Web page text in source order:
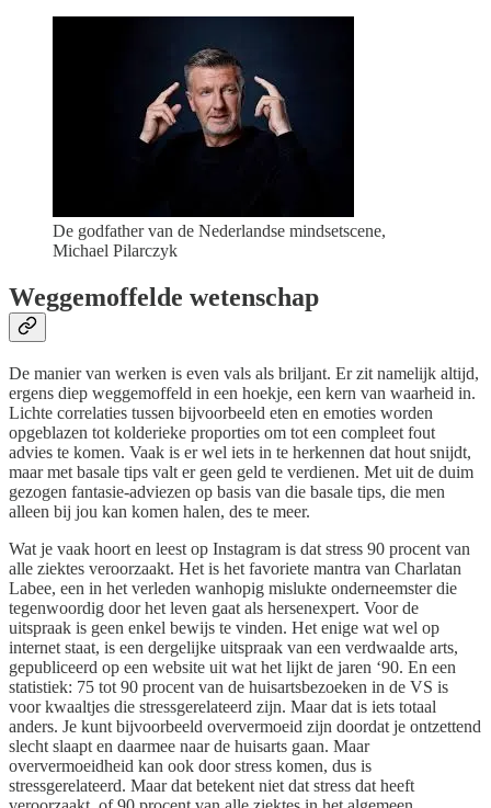
De godfather van de Nederlandse mindsetscene,
Michael Pilarczyk
Weggemoffelde wetenschap
De manier van werken is even vals als briljant. Er zit namelijk altijd,
ergens diep weggemoffeld in een hoekje, een kern van waarheid in.
Lichte correlaties tussen bijvoorbeeld eten en emoties worden
opgeblazen tot kolderieke proporties om tot een compleet fout
advies te komen. Vaak is er wel iets in te herkennen dat hout snijdt,
maar met basale tips valt er geen geld te verdienen. Met uit de duim
gezogen fantasie-adviezen op basis van die basale tips, die men
alleen bij jou kan komen halen, des te meer.
Wat je vaak hoort en leest op Instagram is dat stress 90 procent van
alle ziektes veroorzaakt. Het is het favoriete mantra van Charlatan
Labee, een in het verleden wanhopig mislukte onderneemster die
tegenwoordig door het leven gaat als hersenexpert. Voor de
uitspraak is geen enkel bewijs te vinden. Het enige wat wel op
internet staat, is een dergelijke uitspraak van een verdwaalde arts,
gepubliceerd op een website uit wat het lijkt de jaren ‘90. En een
statistiek: 75 tot 90 procent van de huisartsbezoeken in de VS is
voor kwaaltjes die stressgerelateerd zijn. Maar dat is iets totaal
anders. Je kunt bijvoorbeeld oververmoeid zijn doordat je ontzettend
slecht slaapt en daarmee naar de huisarts gaan. Maar
oververmoeidheid kan ook door stress komen, dus is
stressgerelateerd. Maar dat betekent niet dat stress dat heeft